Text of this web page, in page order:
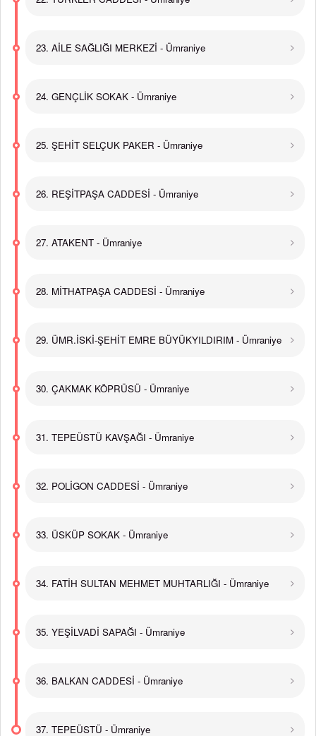
23. AİLE SAĞLIĞI MERKEZİ - Ümraniye
24. GENÇLİK SOKAK - Ümraniye
25. ŞEHİT SELÇUK PAKER - Ümraniye
26. REŞİTPAŞA CADDESİ - Ümraniye
27. ATAKENT - Ümraniye
28. MİTHATPAŞA CADDESİ - Ümraniye
29. ÜMR.İSKİ-ŞEHİT EMRE BÜYÜKYILDIRIM - Ümraniye
30. ÇAKMAK KÖPRÜSÜ - Ümraniye
31. TEPEÜSTÜ KAVŞAĞI - Ümraniye
32. POLİGON CADDESİ - Ümraniye
33. ÜSKÜP SOKAK - Ümraniye
34. FATİH SULTAN MEHMET MUHTARLIĞI - Ümraniye
35. YEŞİLVADİ SAPAĞI - Ümraniye
36. BALKAN CADDESİ - Ümraniye
37. TEPEÜSTÜ - Ümraniye